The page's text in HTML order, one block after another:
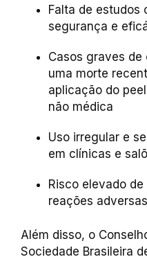
Falta de estudos
segurança e
Casos graves
uma morte
aplicação do
não médica
Uso irregular e
em clínicas e
Risco elevado
reações
Além disso, o
Sociedade Brasileira